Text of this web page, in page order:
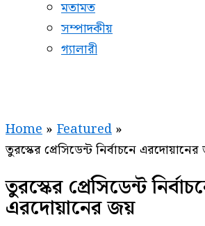
মতামত
সম্পাদকীয়
গ্যালারী
Home
Featured
তুরস্কের প্রেসিডেন্ট নির্বাচনে
তুরস্কের প্রেসিডেন্ট
এরদোয়ানের জয়